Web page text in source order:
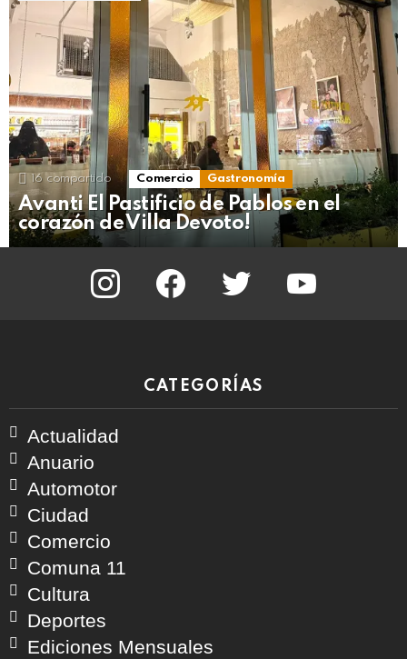
16 compartido Comercio Gastronomía
Avanti El Pastificio de Pablos en el
corazón de Villa Devoto!
instagram facebook twitter youtube
CATEGORÍAS
Actualidad
Anuario
Automotor
Ciudad
Comercio
Comuna 11
Cultura
Deportes
Ediciones Mensuales